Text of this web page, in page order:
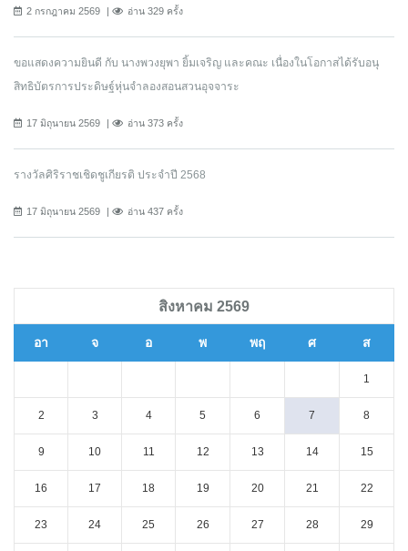
2 กรกฎาคม 2569 อ่าน 329 ครั้ง
ขอแสดงความยินดี กับ นางพวงยุพา ยิ้มเจริญ และคณะ เนื่องในโอกาสได้รับอนุ
สิทธิบัตรการประดิษฐ์หุ่นจำลองสอนสวนอุจจาระ
17 มิถุนายน 2569 อ่าน 373 ครั้ง
รางวัลศิริราชเชิดชูเกียรติ ประจำปี 2568
17 มิถุนายน 2569 อ่าน 437 ครั้ง
สิงหาคม 2569
อา จ อ พ พฤ ศ ส
1
2 3 4 5 6 7 8
9 10 11 12 13 14 15
16 17 18 19 20 21 22
23 24 25 26 27 28 29